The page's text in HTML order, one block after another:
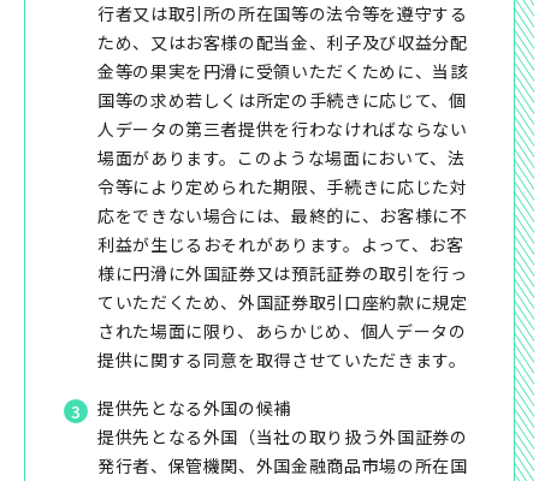
行者又は取引所の所在国等の法令等を遵守する
ため、又はお客様の配当金、利子及び収益分配
金等の果実を円滑に受領いただくために、当該
国等の求め若しくは所定の手続きに応じて、個
人データの第三者提供を行わなければならない
場面があります。このような場面において、法
令等により定められた期限、手続きに応じた対
応をできない場合には、最終的に、お客様に不
利益が生じるおそれがあります。よって、お客
様に円滑に外国証券又は預託証券の取引を行っ
ていただくため、外国証券取引口座約款に規定
された場面に限り、あらかじめ、個人データの
提供に関する同意を取得させていただきます。
提供先となる外国の候補
提供先となる外国（当社の取り扱う外国証券の
発行者、保管機関、外国金融商品市場の所在国